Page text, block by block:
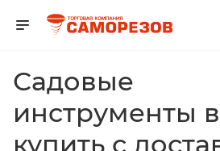
Садовые
инструменты в
купить с